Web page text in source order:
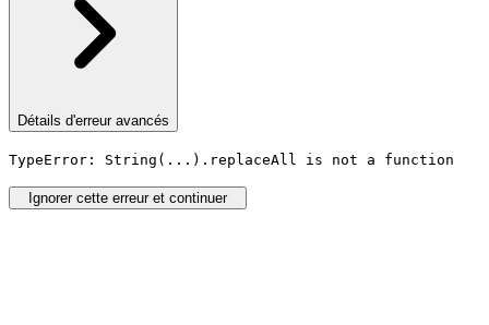
Détails d'erreur avancés
TypeError: String(...).replaceAll is not a function
Ignorer cette erreur et continuer